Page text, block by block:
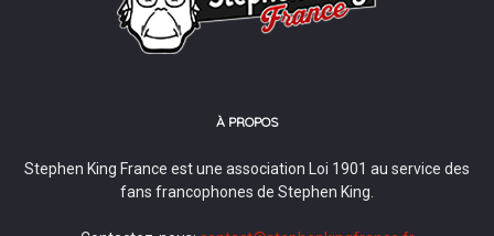
À PROPOS
Stephen King France est une association Loi 1901 au service des
fans francophones de Stephen King.